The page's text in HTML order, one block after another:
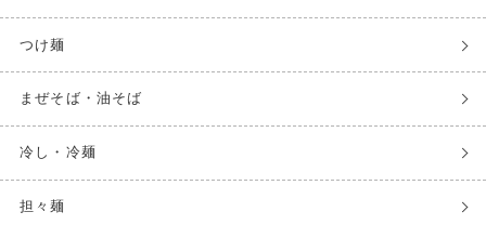
つけ麺
まぜそば・油そば
冷し・冷麺
担々麺